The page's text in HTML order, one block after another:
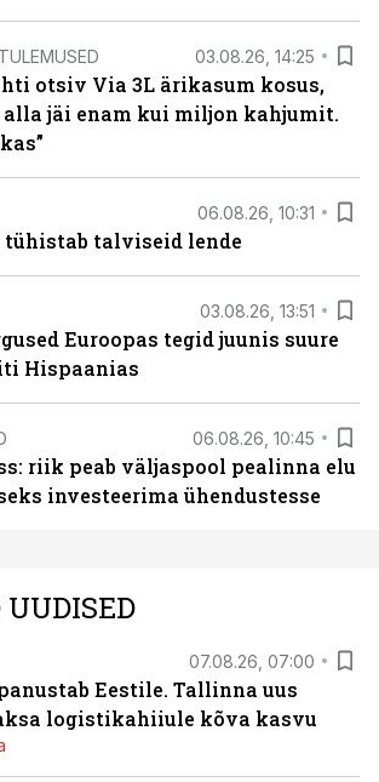
03.08.26, 14:25
otsiv Via 3L ärikasum kosus,
alla jäi enam kui miljon kahjumit.
06.08.26, 10:31
talviseid lende
03.08.26, 13:51
Euroopas tegid juunis suure
Hispaanias
06.08.26, 10:45
riik peab väljaspool pealinna elu
investeerima ühendustesse
07.08.26, 07:00
Eestile. Tallinna uus
logistikahiiule kõva kasvu